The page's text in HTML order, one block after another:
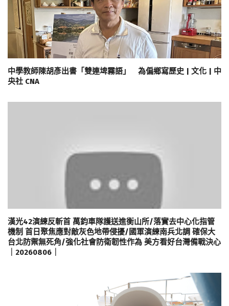
中學教師陳胡彥出書「雙連埤霧語」 為偏鄉寫歷史 | 文化 | 中
央社 CNA
漢光42演練反斬首 萬鈞車隊護送進衡山所/落實去中心化指管
機制 首日聚焦應對敵灰色地帶侵擾/國軍演練南兵北調 確保大
台北防禦無死角/強化社會防衛韌性作為 美方看好台灣備戰決心
｜20260806｜